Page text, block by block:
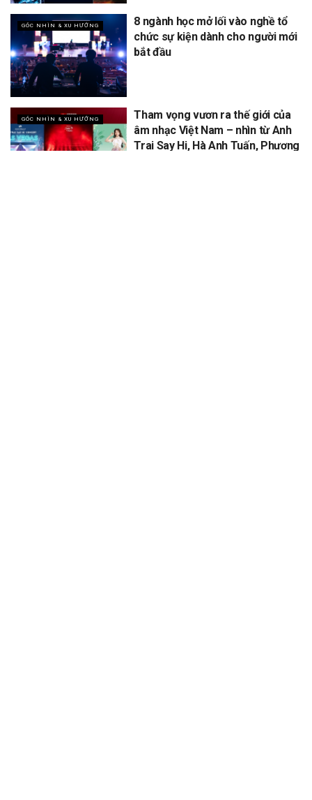
GÓC NHÌN & XU HƯỚNG
8 ngành học mở lối vào nghề tổ
chức sự kiện dành cho người mới
bắt đầu
GÓC NHÌN & XU HƯỚNG
Tham vọng vươn ra thế giới của
âm nhạc Việt Nam – nhìn từ Anh
Trai Say Hi, Hà Anh Tuấn, Phương